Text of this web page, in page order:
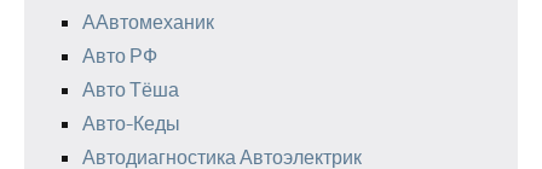
ААвтомеханик
Авто РФ
Авто Тёша
Авто-Кеды
Автодиагностика Автоэлектрик